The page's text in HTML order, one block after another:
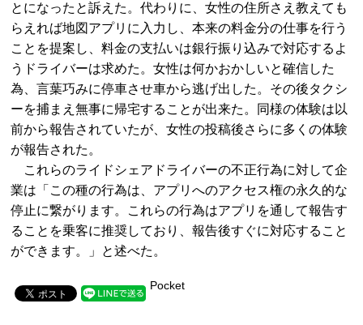
とになったと訴えた。代わりに、女性の住所さえ教えても
らえれば地図アプリに入力し、本来の料金分の仕事を行う
ことを提案し、料金の支払いは銀行振り込みで対応するよ
うドライバーは求めた。女性は何かおかしいと確信した
為、言葉巧みに停車させ車から逃げ出した。その後タクシ
ーを捕まえ無事に帰宅することが出来た。同様の体験は以
前から報告されていたが、女性の投稿後さらに多くの体験
が報告された。
これらのライドシェアドライバーの不正行為に対して企
業は「この種の行為は、アプリへのアクセス権の永久的な
停止に繋がります。これらの行為はアプリを通して報告す
ることを乗客に推奨しており、報告後すぐに対応すること
ができます。」と述べた。
Pocket